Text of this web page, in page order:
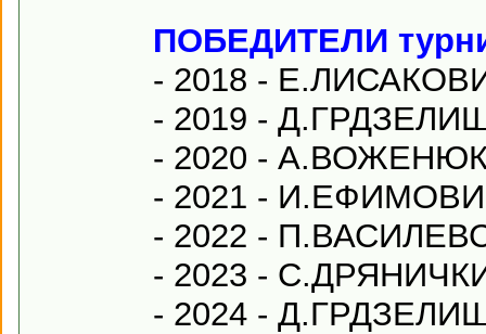
ПОБЕДИТЕЛИ
- 2018 -
- 2019 -
- 2020 - А.ВОЖЕНЮК
- 2021 -
- 2022 -
- 2023 -
- 2024 -